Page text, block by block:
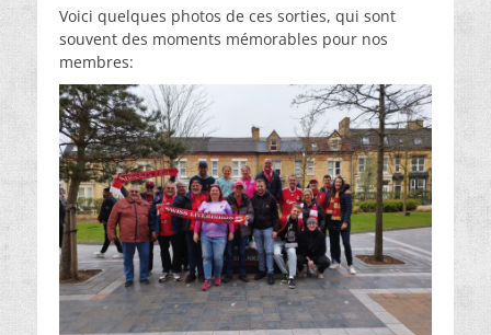
Voici quelques photos de ces sorties, qui sont
souvent des moments mémorables pour nos
membres: